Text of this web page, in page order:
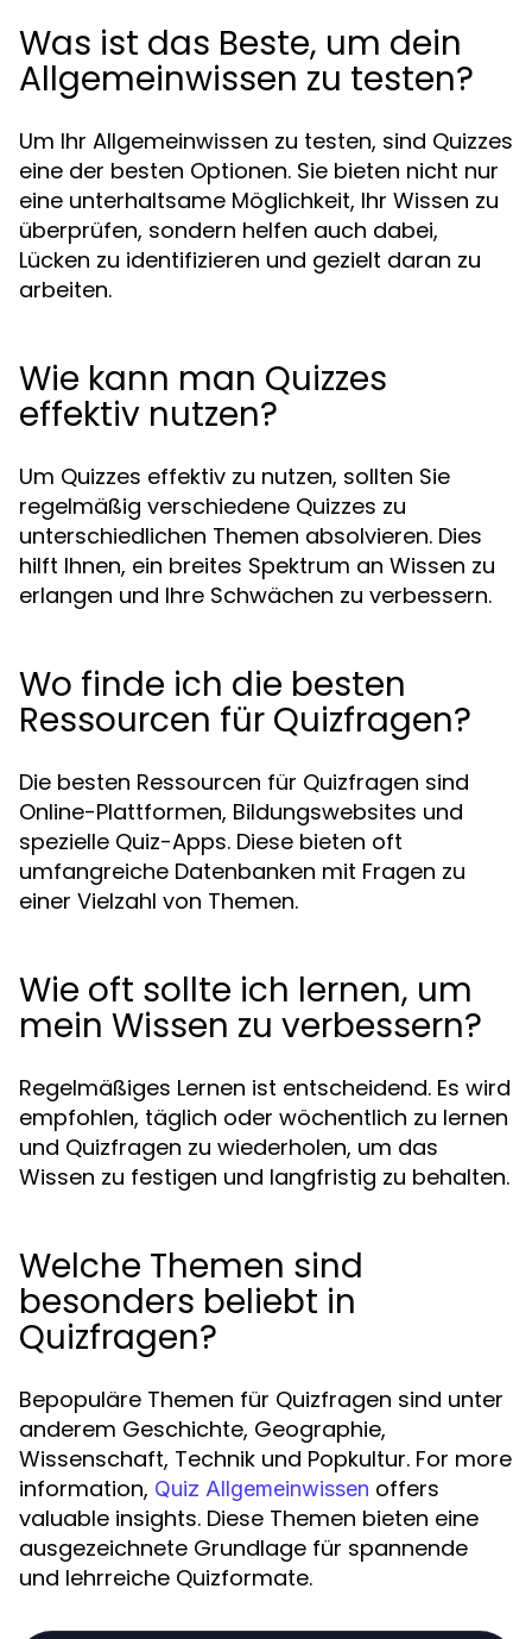
Was ist das Beste, um dein
Allgemeinwissen zu testen?
Um Ihr Allgemeinwissen zu testen, sind Quizzes
eine der besten Optionen. Sie bieten nicht nur
eine unterhaltsame Möglichkeit, Ihr Wissen zu
überprüfen, sondern helfen auch dabei,
Lücken zu identifizieren und gezielt daran zu
arbeiten.
Wie kann man Quizzes
effektiv nutzen?
Um Quizzes effektiv zu nutzen, sollten Sie
regelmäßig verschiedene Quizzes zu
unterschiedlichen Themen absolvieren. Dies
hilft Ihnen, ein breites Spektrum an Wissen zu
erlangen und Ihre Schwächen zu verbessern.
Wo finde ich die besten
Ressourcen für Quizfragen?
Die besten Ressourcen für Quizfragen sind
Online-Plattformen, Bildungswebsites und
spezielle Quiz-Apps. Diese bieten oft
umfangreiche Datenbanken mit Fragen zu
einer Vielzahl von Themen.
Wie oft sollte ich lernen, um
mein Wissen zu verbessern?
Regelmäßiges Lernen ist entscheidend. Es wird
empfohlen, täglich oder wöchentlich zu lernen
und Quizfragen zu wiederholen, um das
Wissen zu festigen und langfristig zu behalten.
Welche Themen sind
besonders beliebt in
Quizfragen?
Bepopuläre Themen für Quizfragen sind unter
anderem Geschichte, Geographie,
Wissenschaft, Technik und Popkultur. For more
information, Quiz Allgemeinwissen offers
valuable insights. Diese Themen bieten eine
ausgezeichnete Grundlage für spannende
und lehrreiche Quizformate.